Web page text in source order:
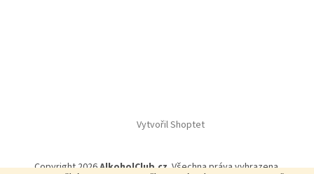
Vytvořil Shoptet
Copyright 2026AlkoholClub.cz. Všechna práva vyhrazena.